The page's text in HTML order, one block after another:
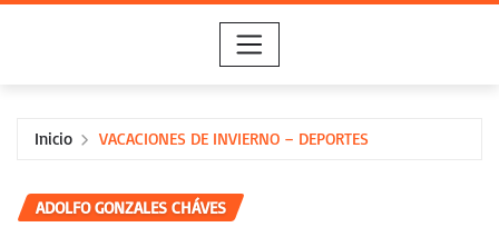
Inicio VACACIONES DE INVIERNO – DEPORTES
ADOLFO GONZALES CHÁVES